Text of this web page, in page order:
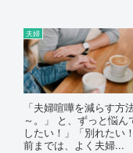
夫婦
「夫婦喧嘩を減らす
～。」 と、ずっと悩
したい！」「別れたい
前までは、よく夫婦...